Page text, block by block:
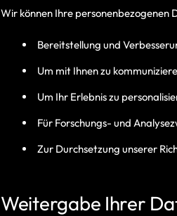
Wir können Ihre
Bereitstellung und
Um mit Ihnen zu
Um Ihr Erlebnis zu
Für Forschungs- und
Zur Durchsetzung unserer
Weitergabe Ihrer